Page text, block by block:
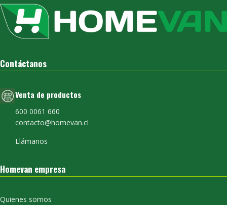
Contáctanos
Venta de productos
600 0061 660
contacto@homevan.cl
Llámanos
Homevan empresa
Quienes somos